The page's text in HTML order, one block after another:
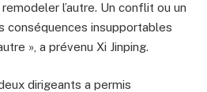
l’autre. Un conflit ou un
conséquences insupportables
», a prévenu Xi Jinping.
dirigeants a permis